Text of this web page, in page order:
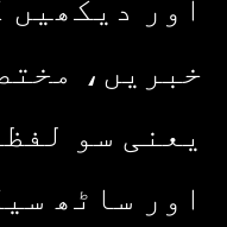
اور
خبریں،
یعنی سو
اور ساٹھ